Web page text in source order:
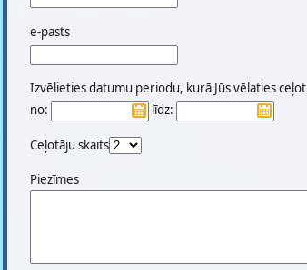
e-pasts
Izvēlieties datumu periodu, kurā Jūs vēlaties ceļot
no:
līdz:
Ceļotāju skaits
Piezīmes